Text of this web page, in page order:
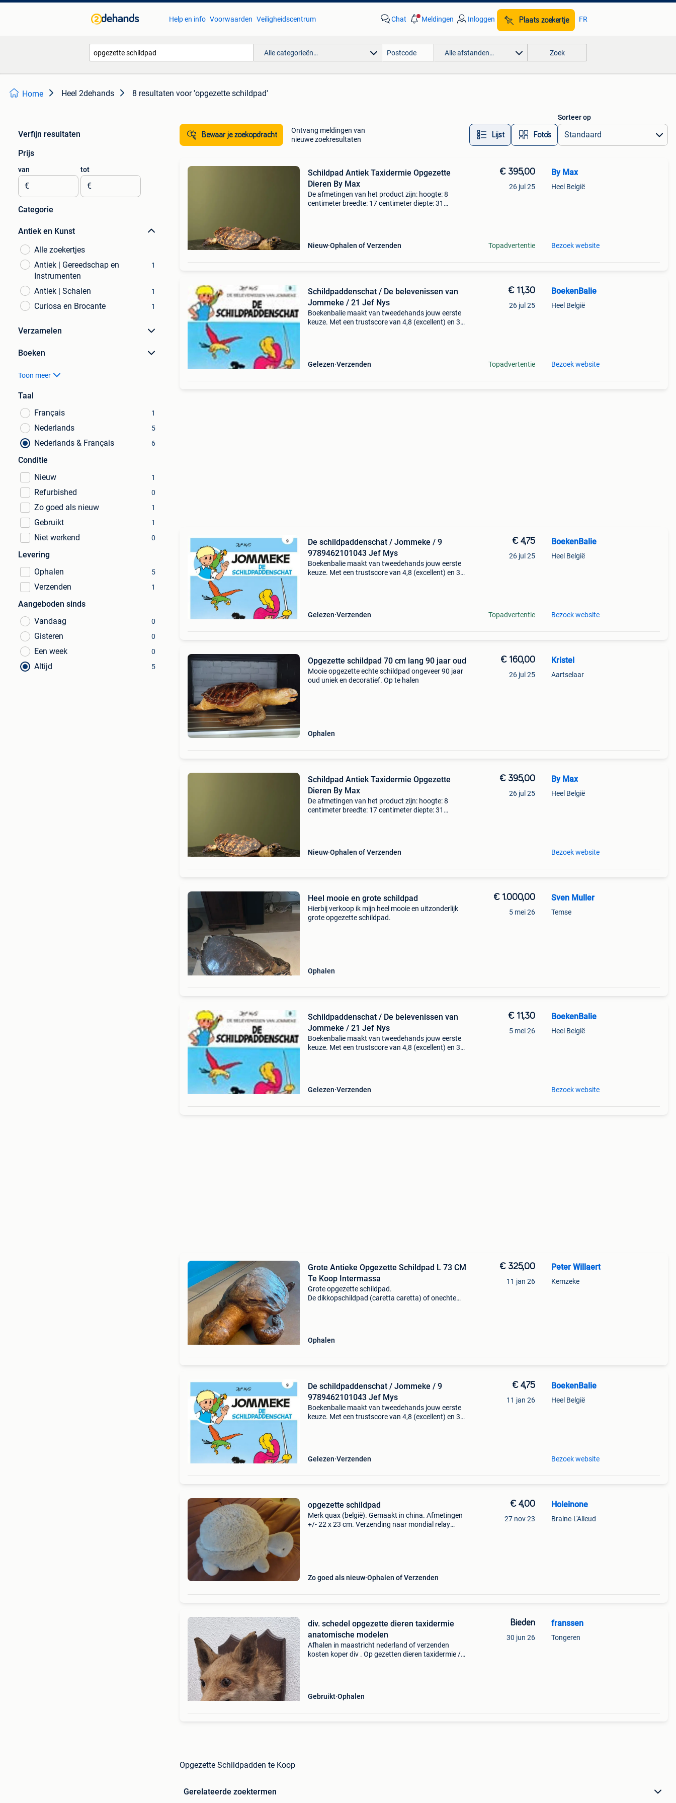
Help en info Voorwaarden Veiligheidscentrum Chat Meldingen Inloggen Plaats zoekertje FR
Alle categorieën… Alle afstanden… Zoek
Home Heel 2dehands 8 resultaten voor 'opgezette schildpad'
Verfijn resultaten
Prijs
van
€
tot
€
Categorie
Antiek en Kunst
Alle zoekertjes
Antiek | Gereedschap en
Instrumenten
1
Antiek | Schalen 1
Curiosa en Brocante 1
Verzamelen
Boeken
Toon meer
Taal
Français
1
Nederlands 5
Nederlands & Français 6
Conditie
Nieuw
1
Refurbished 0
Zo goed als nieuw 1
Gebruikt 1
Niet werkend 0
Levering
Ophalen
5
Verzenden 1
Aangeboden sinds
Vandaag
0
Gisteren 0
Een week 0
Altijd 5
Bewaar je zoekopdracht
Ontvang meldingen van
nieuwe zoekresultaten
Lijst Foto’s
Sorteer op
Schildpad Antiek Taxidermie Opgezette
Dieren By Max
De afmetingen van het product zijn: hoogte: 8
centimeter breedte: 17 centimeter diepte: 31
Nieuw Ophalen of Verzenden
€ 395,00
26 jul 25
Topadvertentie
By Max
Heel België
Bezoek website
Schildpaddenschat / De belevenissen van
Jommeke / 21 Jef Nys
Boekenbalie maakt van tweedehands jouw eerste
keuze. Met een trustscore van 4,8 (excellent) en 30
Gelezen Verzenden
€ 11,30
26 jul 25
Topadvertentie
BoekenBalie
Heel België
Bezoek website
De schildpaddenschat / Jommeke / 9
9789462101043 Jef Mys
Boekenbalie maakt van tweedehands jouw eerste
keuze. Met een trustscore van 4,8 (excellent) en 30
Gelezen Verzenden
€ 4,75
26 jul 25
Topadvertentie
BoekenBalie
Heel België
Bezoek website
Opgezette schildpad 70 cm lang 90 jaar oud
Mooie opgezette echte schildpad ongeveer 90 jaar
oud uniek en decoratief. Op te halen
Ophalen
€ 160,00
26 jul 25
Kristel
Aartselaar
Schildpad Antiek Taxidermie Opgezette
Dieren By Max
De afmetingen van het product zijn: hoogte: 8
centimeter breedte: 17 centimeter diepte: 31
Nieuw Ophalen of Verzenden
€ 395,00
26 jul 25
By Max
Heel België
Bezoek website
Heel mooie en grote schildpad
Hierbij verkoop ik mijn heel mooie en uitzonderlijk
grote opgezette schildpad.
Ophalen
€ 1.000,00
5 mei 26
Sven Muller
Temse
Schildpaddenschat / De belevenissen van
Jommeke / 21 Jef Nys
Boekenbalie maakt van tweedehands jouw eerste
keuze. Met een trustscore van 4,8 (excellent) en 30
Gelezen Verzenden
€ 11,30
5 mei 26
BoekenBalie
Heel België
Bezoek website
Grote Antieke Opgezette Schildpad L 73 CM
Te Koop Intermassa
Grote opgezette schildpad.
De dikkopschildpad (caretta caretta) of onechte
Ophalen
€ 325,00
11 jan 26
Peter Willaert
Kemzeke
De schildpaddenschat / Jommeke / 9
9789462101043 Jef Mys
Boekenbalie maakt van tweedehands jouw eerste
keuze. Met een trustscore van 4,8 (excellent) en 30
Gelezen Verzenden
€ 4,75
11 jan 26
BoekenBalie
Heel België
Bezoek website
opgezette schildpad
Merk quax (belgië). Gemaakt in china. Afmetingen
+/- 22 x 23 cm. Verzending naar mondial relay
Zo goed als nieuw Ophalen of Verzenden
€ 4,00
27 nov 23
Holeinone
Braine-L'Alleud
div. schedel opgezette dieren taxidermie
anatomische modelen
Afhalen in maastricht nederland of verzenden
kosten koper div . Op gezetten dieren taxidermie /
Gebruikt Ophalen
Bieden
30 jun 26
franssen
Tongeren
Opgezette Schildpadden te Koop
Gerelateerde zoektermen